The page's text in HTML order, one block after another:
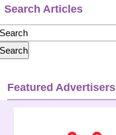
Search Articles
Featured Advertisers